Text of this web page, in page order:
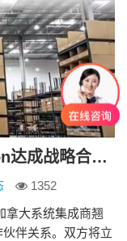
极智嘉与Systemex Automation达成战略合作，共推北美供应链智能化转型
1352
拿大系统集成商翘
伴关系。双方将立